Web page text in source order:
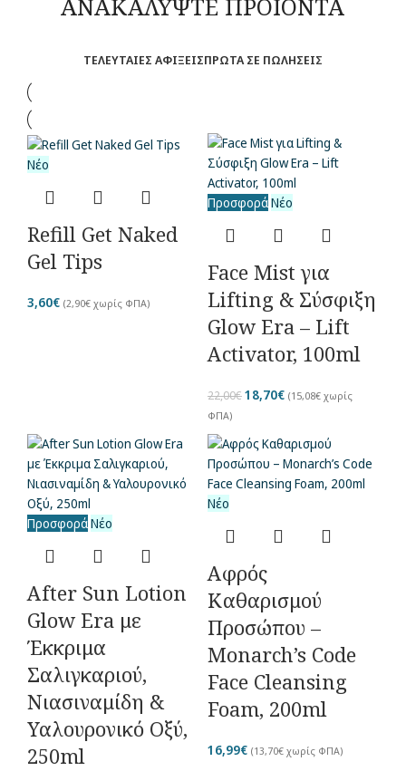
ΑΝΑΚΑΛΥΨΤΕ ΠΡΟΪΟΝΤΑ
ΤΕΛΕΥΤΑΙΕΣ ΑΦΙΞΕΙΣΠΡΩΤΑ ΣΕ ΠΩΛΗΣΕΙΣ
Νέο
Refill Get Naked
Gel Tips
3,60€ (2,90€ χωρίς ΦΠΑ)
ΠροσφοράΝέο
Face Mist για
Lifting & Σύσφιξη
Glow Era – Lift
Activator, 100ml
22,00€18,70€ (15,08€χωρίς
ΦΠΑ)
ΠροσφοράΝέο
After Sun Lotion
Glow Era με
Έκκριμα
Σαλιγκαριού,
Νιασιναμίδη &
Υαλουρονικό Οξύ,
250ml
Νέο
Αφρός
Καθαρισμού
Προσώπου –
Monarch’s Code
Face Cleansing
Foam, 200ml
16,99€ (13,70€χωρίς ΦΠΑ)